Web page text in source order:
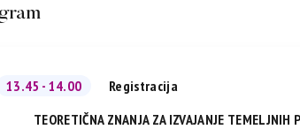
13.45 - 14.00
Registracija
TEORETIČNA ZNANJA ZA IZVAJANJE TEMELJNIH